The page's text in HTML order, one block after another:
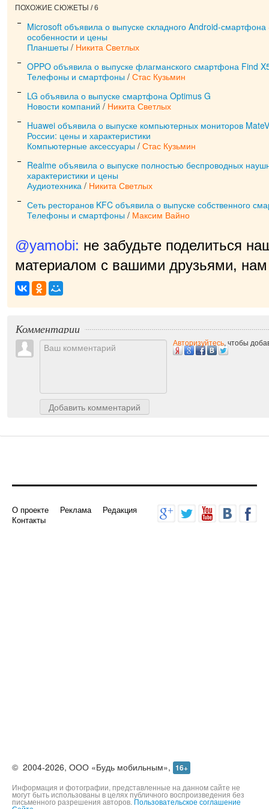
ПОХОЖИЕ СЮЖЕТЫ / 6
Microsoft объявила о выпуске складного Android-
особенности и цены
Планшеты / Никита Светлых
OPPO объявила о выпуске флагманского смартфона Find
Телефоны и смартфоны / Стас Кузьмин
LG объявила о выпуске смартфона Optimus G
Новости компаний / Никита Светлых
Huawei объявила о выпуске компьютерных мониторов
России: цены и характеристики
Компьютерные аксессуары / Стас Кузьмин
Realme объявила о выпуске полностью беспроводных
характеристики и цены
Аудиотехника / Никита Светлых
Сеть ресторанов KFC объявила о выпуске собственного
Телефоны и смартфоны / Максим Вайно
@yamobi: не забудьте поделиться
материалом с вашими друзьями, нам
приятно!
Комментарии
©2004-2026,ООО «Будь мобильным», 16+
Информация и фотографии, представленные на данном сайте не